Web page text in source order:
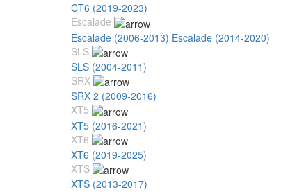
CT6 (2019-2023)
Escalade
Escalade (2006-2013) Escalade (2014-2020)
SLS
SLS (2004-2011)
SRX
SRX 2 (2009-2016)
XT5
XT5 (2016-2021)
XT6
XT6 (2019-2025)
XTS
XTS (2013-2017)